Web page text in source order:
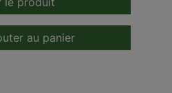
au panier